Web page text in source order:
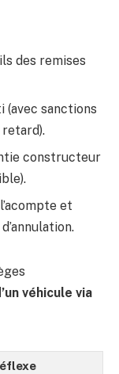
des remises
(avec sanctions
constructeur
et
véhicule via